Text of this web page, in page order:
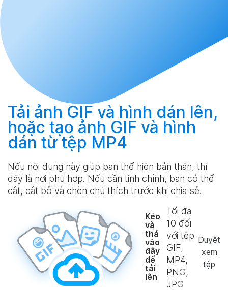
Tải ảnh GIF và hình dán lên,
hoặc tạo ảnh GIF và hình
dán từ tệp MP4
Nếu nội dung này giúp bạn thể hiện bản thân, thì
đây là nơi phù hợp. Nếu cần tinh chỉnh, bạn có thể
cắt, cắt bỏ và chèn chú thích trước khi chia sẻ.
Kéo
và
thả
vào
đây
để
tải
lên
Tối đa
10 đối
với tệp
GIF,
MP4,
PNG,
JPG
Duyệt
xem
tệp